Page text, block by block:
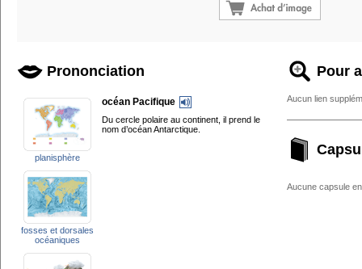
Prononciation
planisphère
fosses et dorsales
océaniques
océan Pacifique
Du cercle polaire au continent, il prend le
nom d’océan Antarctique.
Pour
Aucun lien
Aucune capsule